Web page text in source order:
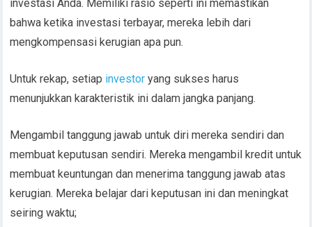
investasi Anda. Memiliki rasio seperti ini memastikan
bahwa ketika investasi terbayar, mereka lebih dari
mengkompensasi kerugian apa pun.
Untuk rekap, setiap investor yang sukses harus
menunjukkan karakteristik ini dalam jangka panjang.
Mengambil tanggung jawab untuk diri mereka sendiri dan
membuat keputusan sendiri. Mereka mengambil kredit untuk
membuat keuntungan dan menerima tanggung jawab atas
kerugian. Mereka belajar dari keputusan ini dan meningkat
seiring waktu;